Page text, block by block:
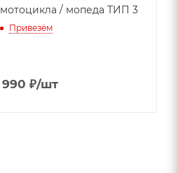
мотоцикла / мопеда ТИП 3
Привезём
990 ₽/шт